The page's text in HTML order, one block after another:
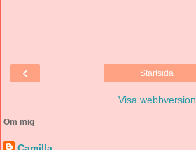
‹ Startsida
Visa webbversion
Om mig